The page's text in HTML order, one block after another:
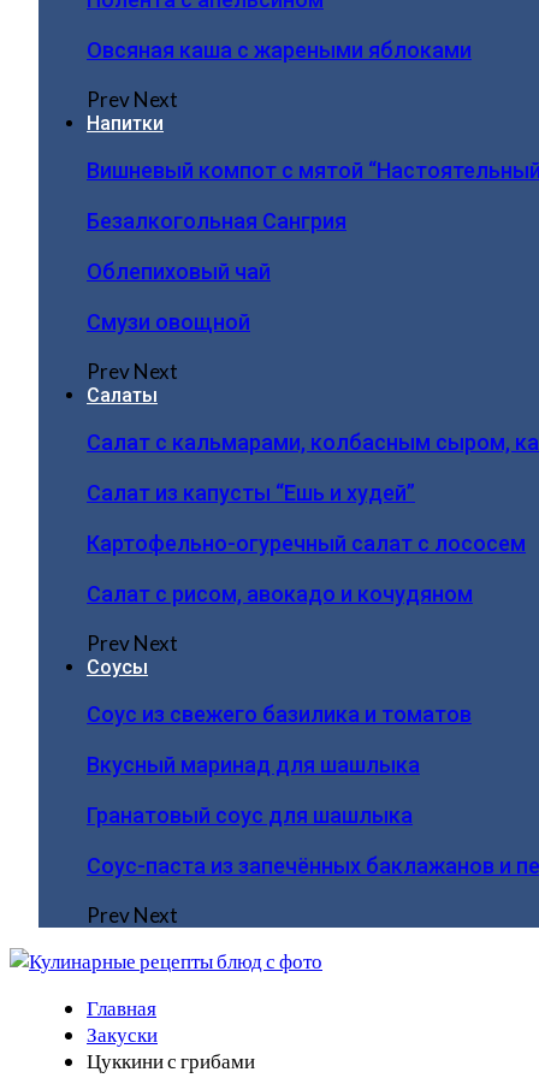
Овсяная каша с жареными яблоками
PrevNext
Напитки
Вишневый компот с мятой
Безалкогольная Сангрия
Облепиховый чай
Смузи овощной
PrevNext
Салаты
Салат с кальмарами, колбасным сыром,
Салат из капусты “Ешь и худей”
Картофельно-огуречный салат с лососем
Салат с рисом, авокадо и кочудяном
PrevNext
Соусы
Соус из свежего базилика и томатов
Вкусный маринад для шашлыка
Гранатовый соус для шашлыка
Соус-паста из запечённых баклажанов и
PrevNext
Главная
Закуски
Цуккини с грибами